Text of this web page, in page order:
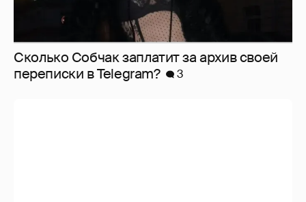
Сколько Собчак заплатит за архив своей
перeписки в Telegram?
3